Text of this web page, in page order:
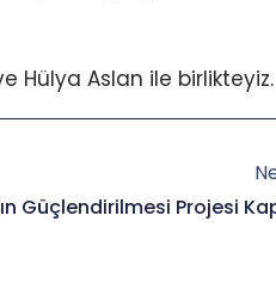
Hülya Aslan ile birlikteyiz.